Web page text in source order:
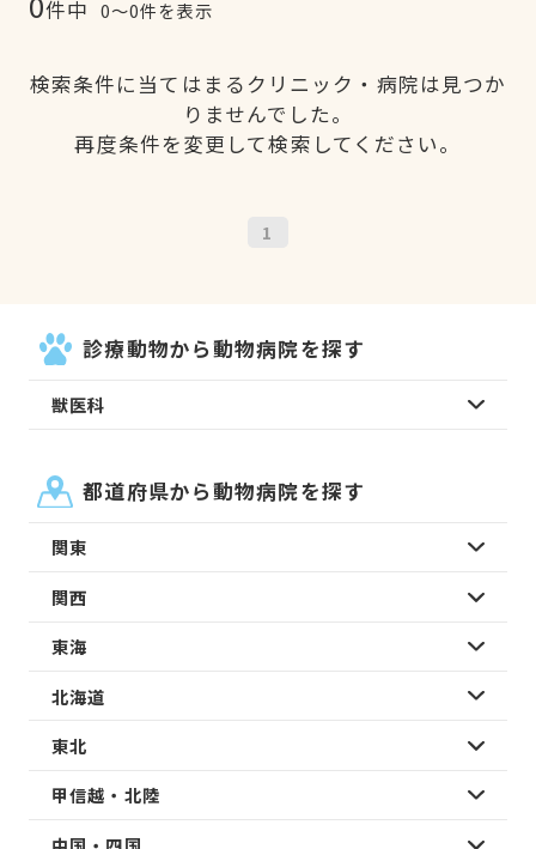
件中 0〜0件を表示
検索条件に当てはまるクリニック・病院は見つか
りませんでした。
再度条件を変更して検索してください。
1
診療動物から動物病院を探す
獣医科
都道府県から動物病院を探す
関東
関西
東海
北海道
東北
甲信越・北陸